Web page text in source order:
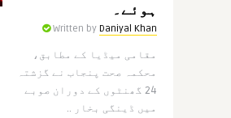
ہوئے۔
Written by Daniyal Khan
مقامی میڈیا کے مطابق،
محکمہ صحت پنجاب نے گزشتہ
24 گھنٹوں کے دوران صوبے
میں ڈینگی بخار ..